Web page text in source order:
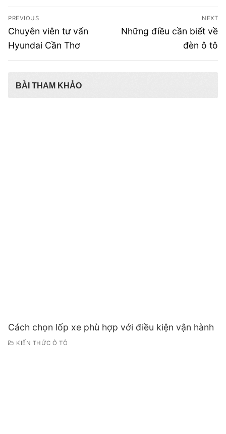
Điều
hướng
bài
PREVIOUS
Previous
post:
Chuyên viên tư vấn
Hyundai Cần Thơ
NEXT
Next
Những điều cần biết về
đèn ô tô
BÀI THAM KHẢO
Cách chọn lốp xe phù hợp với điều kiện vận hành
KIẾN THỨC Ô TÔ